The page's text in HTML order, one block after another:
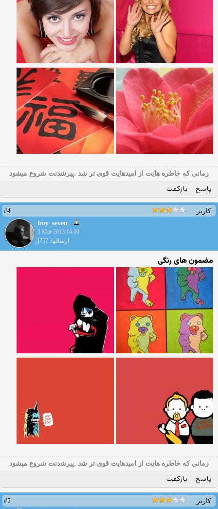
زمانی که خاطره هایت از امیدهایت قوی تر شد .پیرشدنت شروع میشود
پاسخ بازگفت
کاربر
#4
boy_seven
3 Mar 2013 14:00
ارسالها: 3757
مضمون های رنگی
زمانی که خاطره هایت از امیدهایت قوی تر شد .پیرشدنت شروع میشود
پاسخ بازگفت
کاربر
#5